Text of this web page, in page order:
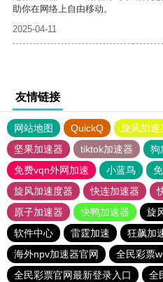
助你在网络上自由移动。
2025-04-11
友情链接
网站地图 QuickQ 旋风加速
坚果加速器
tiktok加速器
狗
免费vqn外网加速
小蓝鸟
旋风加速度器
快连加速器
原子加速器
快鸭加速器 旋
软件中心
雷霆加速 狂飙加
海外npv加速器官网
全民彩票
全民彩票官网最新登录入口
全